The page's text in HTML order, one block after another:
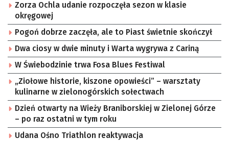
Zorza Ochla udanie rozpoczęła sezon w klasie
okręgowej
Pogoń dobrze zaczęła, ale to Piast świetnie skończył
Dwa ciosy w dwie minuty i Warta wygrywa z Cariną
W Świebodzinie trwa Fosa Blues Festiwal
„Ziołowe historie, kiszone opowieści” – warsztaty
kulinarne w zielonogórskich sołectwach
Dzień otwarty na Wieży Braniborskiej w Zielonej Górze
– po raz ostatni w tym roku
Udana Ośno Triathlon reaktywacja